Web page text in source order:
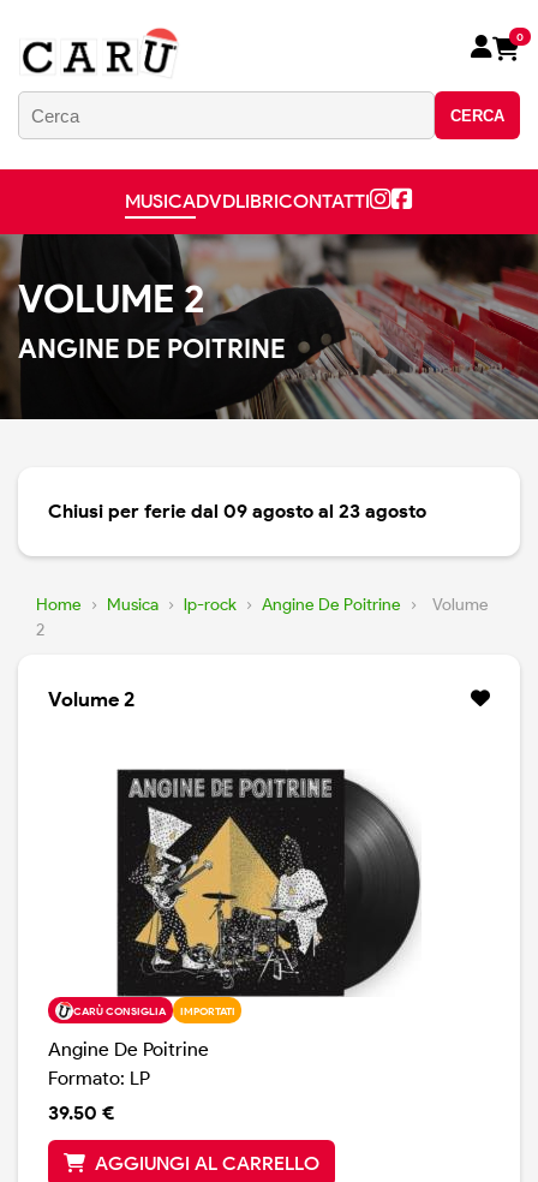
CERCA
0
MUSICADVDLIBRICONTATTI
VOLUME 2
ANGINE DE POITRINE
Chiusi per ferie dal 09 agosto al 23 agosto
Home › Musica › lp-rock › Angine De Poitrine ›
Volume
2
Volume 2
CARÙ CONSIGLIA IMPORTATI
Angine De Poitrine
Formato: LP
39.50 €
AGGIUNGI AL CARRELLO